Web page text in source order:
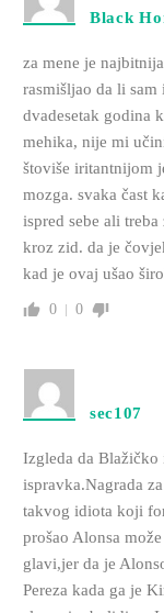
Black
za mene je
rasmišljao da li
dvadesetak godina
mehika, nije mi
štoviše iritantnijom
mozga. svaka čast
ispred sebe ali
kroz zid. da je
kad je ovaj ušao
0 0
sec107
Izgleda da
ispravka.Nagrada
takvog idiota koji
prošao Alonsa
glavi,jer da je
Pereza kada ga je